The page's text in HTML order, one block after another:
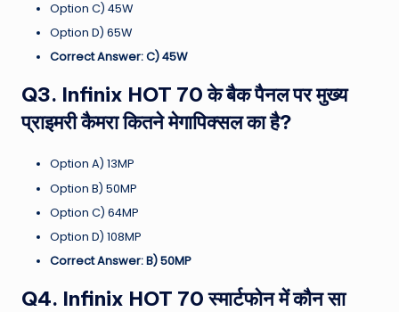
Option C) 45W
Option D) 65W
Correct Answer: C) 45W
Q3. Infinix HOT 70 के बैक पैनल पर मुख्य
प्राइमरी कैमरा कितने मेगापिक्सल का है?
Option A) 13MP
Option B) 50MP
Option C) 64MP
Option D) 108MP
Correct Answer: B) 50MP
Q4. Infinix HOT 70 स्मार्टफोन में कौन सा